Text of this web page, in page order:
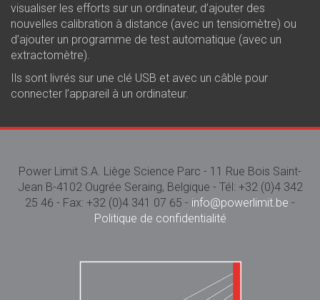
visualiser les efforts sur un ordinateur, d’ajouter des
nouvelles calibration à distance (avec un tensiomètre) ou
d’ajouter un programme de test automatique (avec un
extractomètre).
Ils sont livrés sur une clé USB et avec un câble pour
connecter l’appareil à un ordinateur.
Power Limit S.A. Liège Science Parc - 11 Rue Bois Saint-
Jean B-4102 Ougrée Seraing, Belgique - Tél: +32 (0)4 342
25 46 - Fax: +32 (0)4 341 07 65 - info@powerlimit.be -
Politique de confidentialité